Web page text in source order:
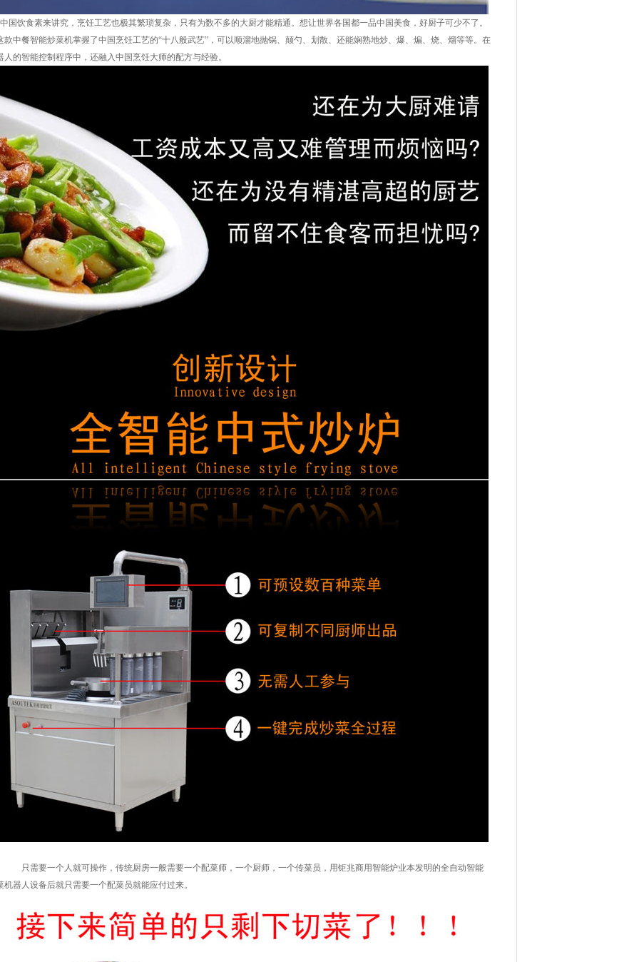
饮食素来讲究，烹饪工艺也极其繁琐复杂，只有为数不多的大厨才能精通。想让世界各国都一品中国美食，好厨子可少不了。
款中餐智能炒菜机掌握了中国烹饪工艺的“十八般武艺”，可以顺溜地抛锅、颠勺、划散、还能娴熟地炒、爆、煸、烧、熘等等。在
人的智能控制程序中，还融入中国烹饪大师的配方与经验。
只需要一个人就可操作，传统厨房一般需要一个配菜师，一个厨师，一个传菜员，用钜兆商用智能炉业本发明的全自动智能
机器人设备后就只需要一个配菜员就能应付过来。